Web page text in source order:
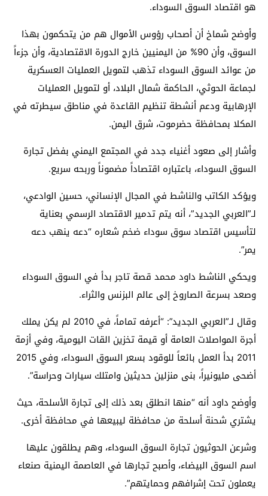
هو اقتصاد السوق السوداء.
وأوضح شماخ أن أصحاب رؤوس الأموال هم من يتحكمون بهذا
السوق، وأن 90% من اليمنيين خارج الدورة الاقتصادية، وأن جزءاً
من عوائد السوق السوداء تذهب لتمويل العمليات العسكرية
لجماعة الحوثي، الحاكمة شمال البلاد، أو لتمويل العمليات
الإرهابية ودعم أنشطة تنظيم القاعدة في مناطق سيطرته في
المكلا بمحافظة حضرموت، شرق اليمن.
وأشار إلى صعود أغنياء جدد في المجتمع اليمني بفضل تجارة
السوق السوداء، باعتباره اقتصاداً مضموناً وربحه سريع.
ويؤكد الكاتب والناشط في المجال الإنساني، حسين الوادعي،
لـ”العربي الجديد”، أنه يتم تدمير الاقتصاد الرسمي بعناية
لتأسيس اقتصاد سوق سوداء ضخم شعاره “دعه ينهب دعه
يمر”.
ويحكي الناشط داود محمد قصة تاجر بدأ في السوق السوداء
وصعد بسرعة الصاروخ إلى عالم البزنس والثراء.
وقال لـ”العربي الجديد”: “أعرفه تماماً، في 2010 لم يكن يملك
أجرة المواصلات العامة أو قيمة تخزين القات اليومية، وفي أزمة
2011 بدأ العمل بائعاً للوقود بسعر السوق السوداء، وفي 2015
أضحى مليونيراً، بنى منزلين حديثين وامتلك سيارات وحراسة”.
وأوضح داود أنه “منها انطلق بعد ذلك إلى تجارة الأسلحة، حيث
يشتري شحنة أسلحة من محافظة ليبيعها في محافظة أخرى.
وشرعن الحوثيون تجارة السوق السوداء، وهم يطلقون عليها
اسم السوق البيضاء، وأصبح تجارها في العاصمة اليمنية صنعاء
يعملون تحت إشرافهم وحمايتهم”.